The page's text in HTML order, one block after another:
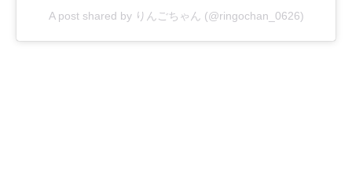
A post shared by りんごちゃん (@ringochan_0626)